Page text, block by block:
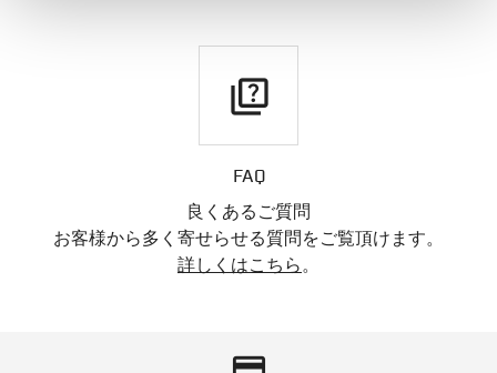
quiz
FAQ
良くあるご質問
お客様から多く寄せらせる質問をご覧頂けます。
詳しくはこちら。